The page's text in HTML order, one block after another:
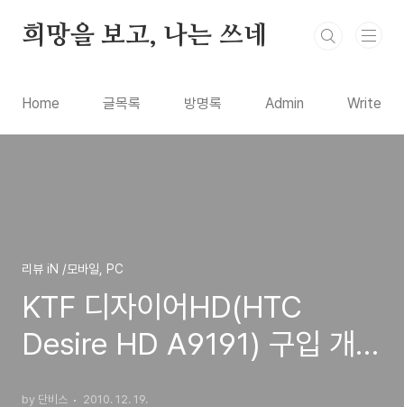
희망을 보고, 나는 쓰네
Home 글목록 방명록 Admin Write
리뷰 iN /모바일, PC
KTF 디자이어HD(HTC
Desire HD A9191) 구입 개봉
by 단비스 2010. 12. 19.